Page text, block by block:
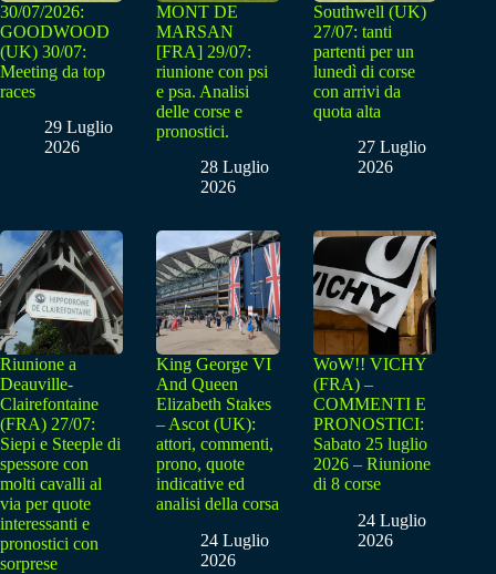
30/07/2026:
GOODWOOD
(UK) 30/07:
Meeting da top
races
29 Luglio
2026
MONT DE
MARSAN
[FRA] 29/07:
riunione con psi
e psa. Analisi
delle corse e
pronostici.
28 Luglio
2026
Southwell (UK)
27/07: tanti
partenti per un
lunedì di corse
con arrivi da
quota alta
27 Luglio
2026
Riunione a
Deauville-
Clairefontaine
(FRA) 27/07:
Siepi e Steeple di
spessore con
molti cavalli al
via per quote
interessanti e
pronostici con
sorprese
King George VI
And Queen
Elizabeth Stakes
– Ascot (UK):
attori, commenti,
prono, quote
indicative ed
analisi della corsa
24 Luglio
2026
WoW!! VICHY
(FRA) –
COMMENTI E
PRONOSTICI:
Sabato 25 luglio
2026 – Riunione
di 8 corse
24 Luglio
2026